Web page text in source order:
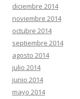
diciembre 2014
noviembre 2014
octubre 2014
septiembre 2014
agosto 2014
julio 2014
junio 2014
mayo 2014